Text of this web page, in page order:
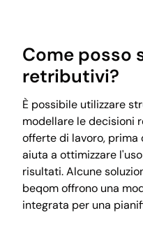
Come posso
retributivi?
È possibile utilizzare
modellare le decisioni
offerte di lavoro, prima
aiuta a ottimizzare
risultati. Alcune
beqom offrono una
integrata per una